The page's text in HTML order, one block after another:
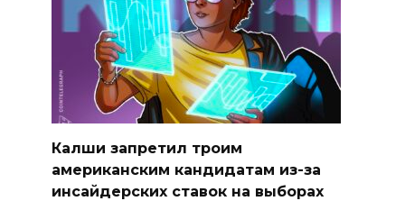
Калши запретил троим
американским кандидатам из-за
инсайдерских ставок на выборах